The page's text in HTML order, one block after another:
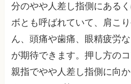
分のやや人差し指側にある
ボとも呼ばれていて、肩こ
ん、頭痛や歯痛、眼精疲労
が期待できます。押し方の
親指でやや人差し指側に向